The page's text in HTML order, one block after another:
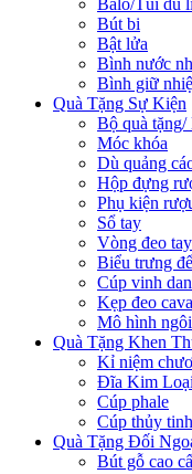
Balo/Túi du
Bút bi
Bật lửa
Bình nước
Bình giữ
Quà Tặng Sự Kiện
Bộ quà tặng/
Móc khóa
Dù quảng
Hộp đựng
Phụ kiện
Sổ tay
Vòng đeo
Biểu trưng
Cúp vinh
Kẹp đeo
Mô hình
Quà Tặng Khen
Kỉ niệm
Đĩa Kim Loại
Cúp phale
Cúp thủy tinh
Quà Tặng Đối
Bút gỗ cao